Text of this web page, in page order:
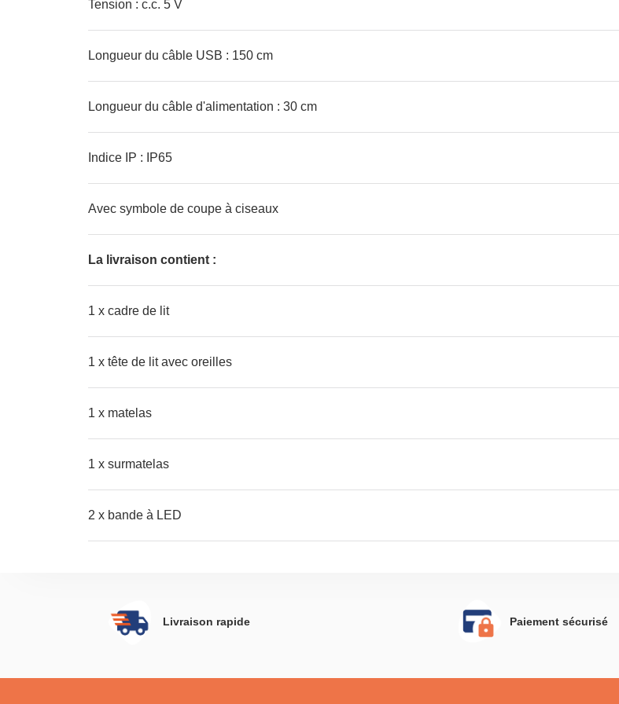
Tension : c.c. 5 V
Longueur du câble USB : 150 cm
Longueur du câble d'alimentation : 30 cm
Indice IP : IP65
Avec symbole de coupe à ciseaux
La livraison contient :
1 x cadre de lit
1 x tête de lit avec oreilles
1 x matelas
1 x surmatelas
2 x bande à LED
Livraison rapide Paiement sécurisé